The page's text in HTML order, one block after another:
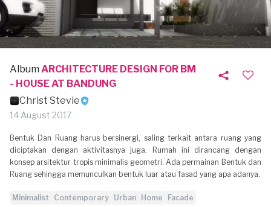
Album ARCHITECTURE DESIGN FOR BM
- HOUSE AT BANDUNG
Christ Stevie
14 August 2017
Bentuk Dan Ruang harus bersinergi, saling terkait antara ruang yang
diciptakan dengan aktivitasnya juga. Rumah ini dirancang dengan
konsep arsitektur tropis minimalis geometri. Ada permainan Bentuk dan
Ruang sehingga memunculkan bentuk luar atau fasad yang apa adanya.
Minimalist Contemporary Urban Home Facade